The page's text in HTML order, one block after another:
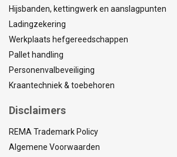
Hijsbanden, kettingwerk en aanslagpunten
Ladingzekering
Werkplaats hefgereedschappen
Pallet handling
Personenvalbeveiliging
Kraantechniek & toebehoren
Disclaimers
REMA Trademark Policy
Algemene Voorwaarden